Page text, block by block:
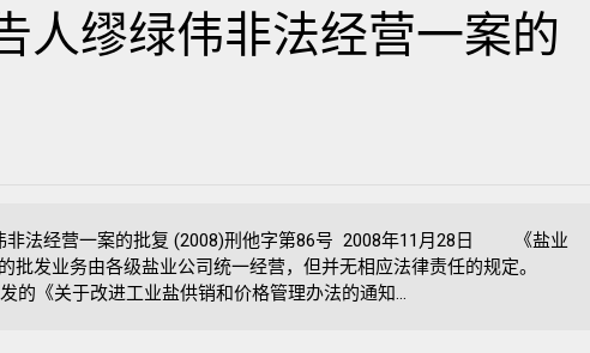
人缪绿伟非法经营一案的
非法经营一案的批复 (2008)刑他字第86号 2008年11月28日 《盐业
批发业务由各级盐业公司统一经营，但并无相应法律责任的规定。
的《关于改进工业盐供销和价格管理办法的通知...